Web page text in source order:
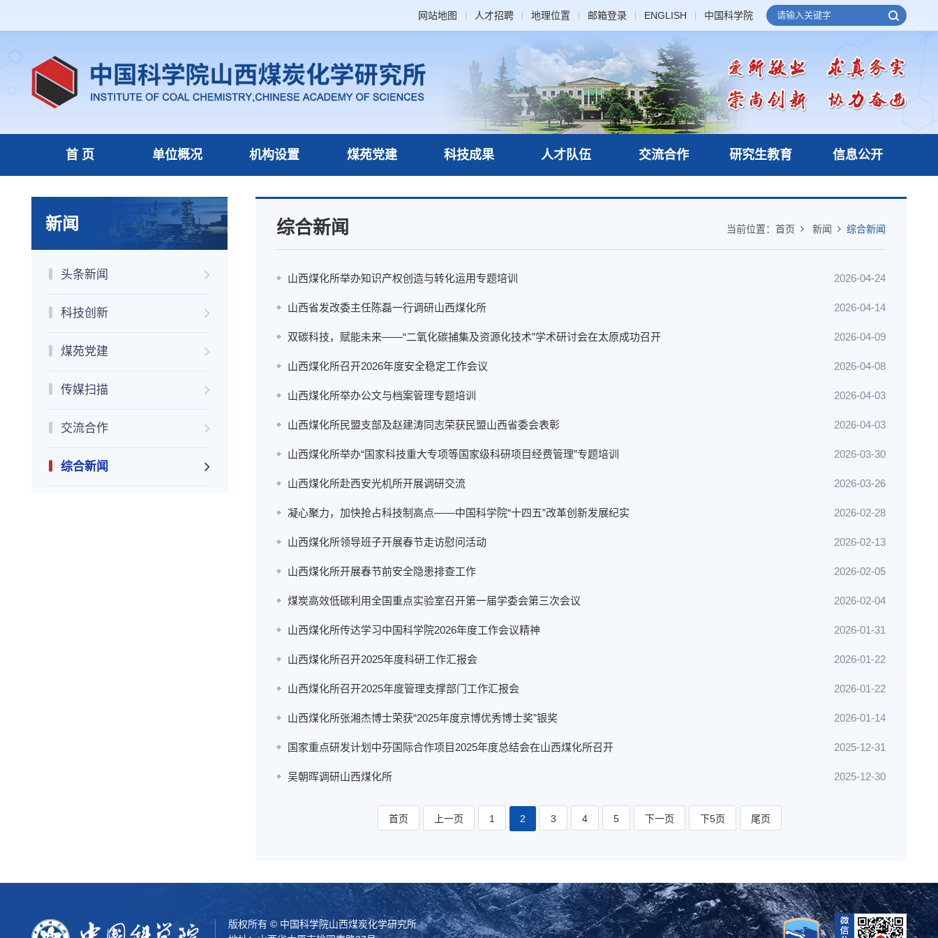
网站地图 人才招聘 地理位置 邮箱登录 ENGLISH 中国科学院
首 页 单位概况 机构设置 煤苑党建 科技成果 人才队伍 交流合作 研究生教育 信息公开
新闻
头条新闻
科技创新
煤苑党建
传媒扫描
交流合作
综合新闻
当前位置： 首页 新闻 综合新闻
综合新闻
山西煤化所举办知识产权创造与转化运用专题培训 2026-04-24
山西省发改委主任陈磊一行调研山西煤化所 2026-04-14
双碳科技，赋能未来——“二氧化碳捕集及资源化技术”学术研讨会在太原成功召开 2026-04-09
山西煤化所召开2026年度安全稳定工作会议 2026-04-08
山西煤化所举办公文与档案管理专题培训 2026-04-03
山西煤化所民盟支部及赵建涛同志荣获民盟山西省委会表彰 2026-04-03
山西煤化所举办“国家科技重大专项等国家级科研项目经费管理”专题培训 2026-03-30
山西煤化所赴西安光机所开展调研交流 2026-03-26
凝心聚力，加快抢占科技制高点——中国科学院“十四五”改革创新发展纪实 2026-02-28
山西煤化所领导班子开展春节走访慰问活动 2026-02-13
山西煤化所开展春节前安全隐患排查工作 2026-02-05
煤炭高效低碳利用全国重点实验室召开第一届学委会第三次会议 2026-02-04
山西煤化所传达学习中国科学院2026年度工作会议精神 2026-01-31
山西煤化所召开2025年度科研工作汇报会 2026-01-22
山西煤化所召开2025年度管理支撑部门工作汇报会 2026-01-22
山西煤化所张湘杰博士荣获“2025年度京博优秀博士奖”银奖 2026-01-14
国家重点研发计划中芬国际合作项目2025年度总结会在山西煤化所召开 2025-12-31
吴朝晖调研山西煤化所 2025-12-30
首页 上一页 1 2 3 4 5 下一页 下5页 尾页
版权所有 © 中国科学院山西煤炭化学研究所